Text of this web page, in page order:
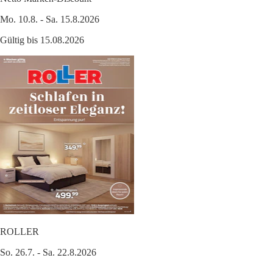
Mo. 10.8. - Sa. 15.8.2026
Gültig bis 15.08.2026
ROLLER
So. 26.7. - Sa. 22.8.2026